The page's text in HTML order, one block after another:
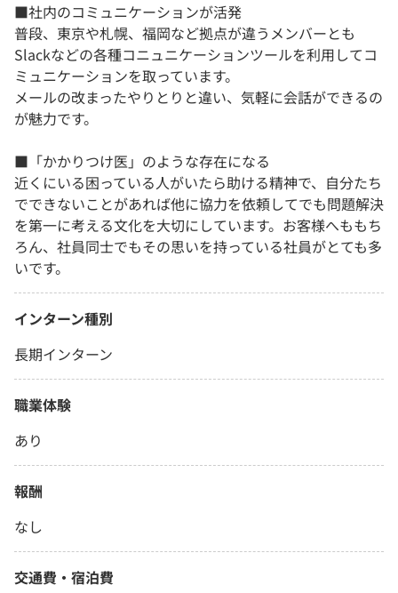
■社内のコミュニケーションが活発
普段、東京や札幌、福岡など拠点が違うメンバーとも
Slackなどの各種コニュニケーションツールを利用してコ
ミュニケーションを取っています。
メールの改まったやりとりと違い、気軽に会話ができるの
が魅力です。
■「かかりつけ医」のような存在になる
近くにいる困っている人がいたら助ける精神で、自分たち
でできないことがあれば他に協力を依頼してでも問題解決
を第一に考える文化を大切にしています。お客様へももち
ろん、社員同士でもその思いを持っている社員がとても多
いです。
インターン種別
長期インターン
職業体験
あり
報酬
なし
交通費・宿泊費